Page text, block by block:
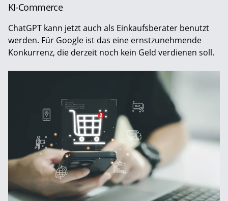
KI-Commerce
ChatGPT kann jetzt auch als Einkaufsberater benutzt
werden. Für Google ist das eine ernst­zunehmende
Konkurrenz, die derzeit noch kein Geld verdienen soll.